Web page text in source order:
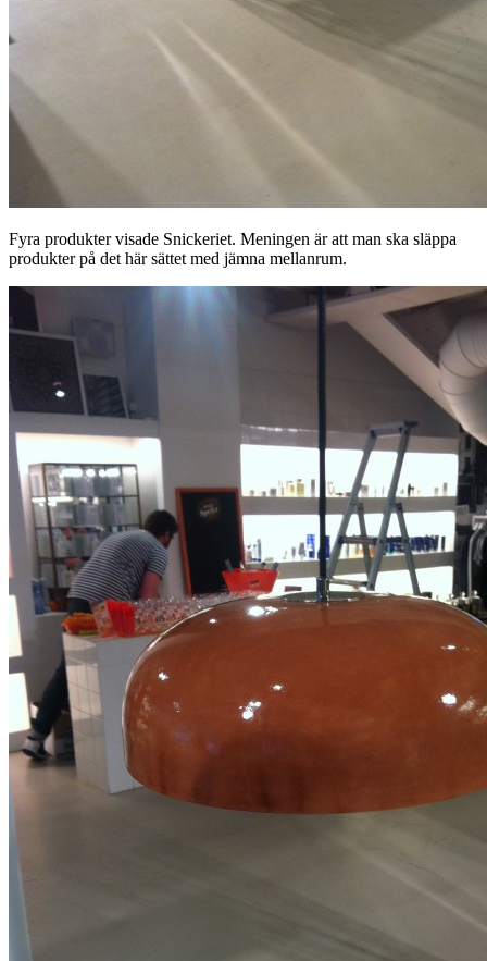
Fyra produkter visade Snickeriet. Meningen är att man ska släppa
produkter på det här sättet med jämna mellanrum.